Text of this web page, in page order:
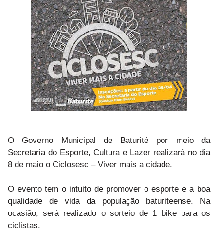
O Governo Municipal de Baturité por meio da
Secretaria do Esporte, Cultura e Lazer realizará no dia
8 de maio o Ciclosesc – Viver mais a cidade.
O evento tem o intuito de promover o esporte e a boa
qualidade de vida da população baturiteense. Na
ocasião, será realizado o sorteio de 1 bike para os
ciclistas.